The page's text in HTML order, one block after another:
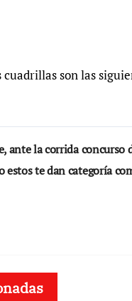
son las
ante la corrida concurso
estos te dan categoría